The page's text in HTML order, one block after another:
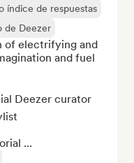
índice de respuestas
de Deezer
of electrifying and
and fuel
Deezer curator
...